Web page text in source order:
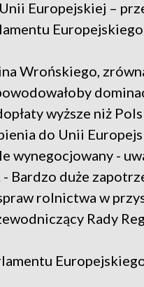
Europejskiej –
Europejskiego.
Wrońskiego,
wyższe niż
do Unii
wynegocjowany -
Bardzo duże
rolnictwa w
Rady